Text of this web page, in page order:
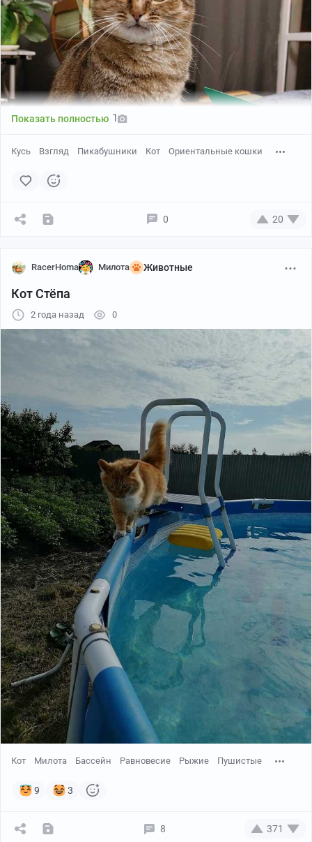
Показать полностью 1
Кусь Взгляд Пикабушники Кот Ориентальные кошки
0 20
RacerHoma Милота Животные
Кот Стёпа
2 года назад 0
Кот Милота Бассейн Равновесие Рыжие Пушистые
9 3
8 371